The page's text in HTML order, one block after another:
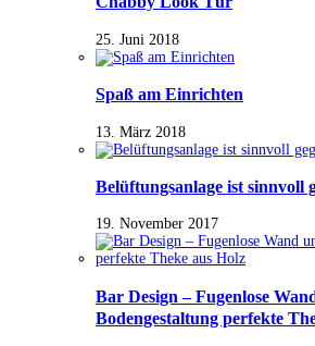
25. Juni 2018
Spaß am Einrichten
13. März 2018
Belüftungsanlage ist sinnvoll
19. November 2017
Bar Design – Fugenlose
Bodengestaltung perfekte